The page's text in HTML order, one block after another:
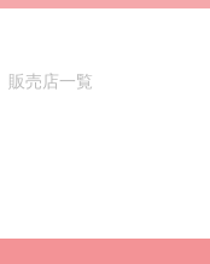
販売店一覧